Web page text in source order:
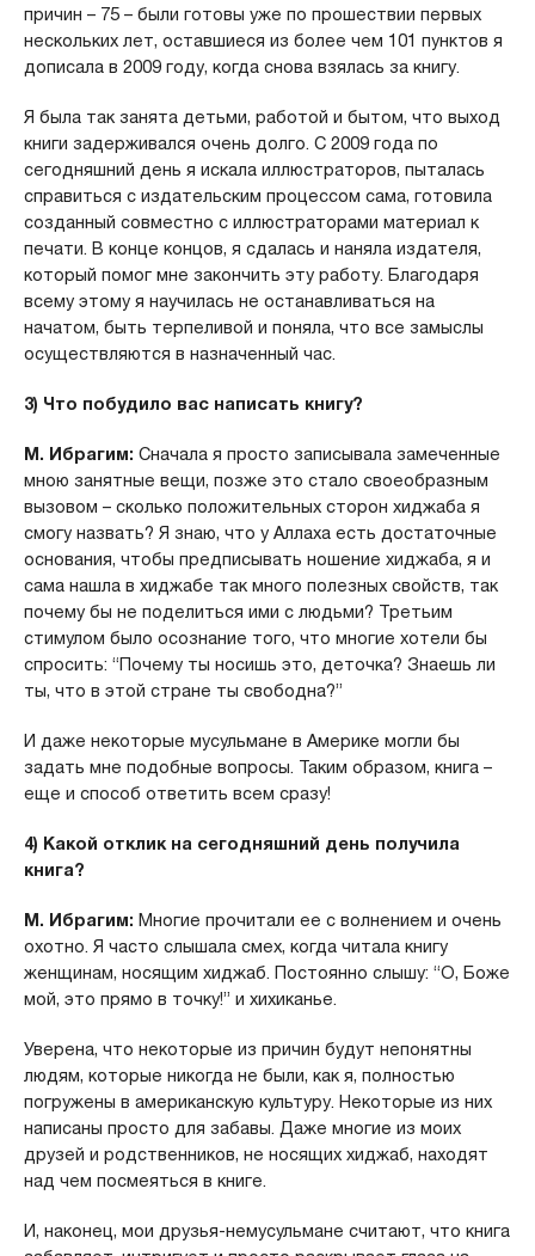
причин – 75 – были готовы уже по прошествии первых
нескольких лет, оставшиеся из более чем 101 пунктов я
дописала в 2009 году, когда снова взялась за книгу.
Я была так занята детьми, работой и бытом, что выход
книги задерживался очень долго. С 2009 года по
сегодняшний день я искала иллюстраторов, пыталась
справиться с издательским процессом сама, готовила
созданный совместно с иллюстраторами материал к
печати. В конце концов, я сдалась и наняла издателя,
который помог мне закончить эту работу. Благодаря
всему этому я научилась не останавливаться на
начатом, быть терпеливой и поняла, что все замыслы
осуществляются в назначенный час.
3) Что побудило вас написать книгу?
М. Ибрагим: Сначала я просто записывала замеченные
мною занятные вещи, позже это стало своеобразным
вызовом – сколько положительных сторон хиджаба я
смогу назвать? Я знаю, что у Аллаха есть достаточные
основания, чтобы предписывать ношение хиджаба, я и
сама нашла в хиджабе так много полезных свойств, так
почему бы не поделиться ими с людьми? Третьим
стимулом было осознание того, что многие хотели бы
спросить: “Почему ты носишь это, деточка? Знаешь ли
ты, что в этой стране ты свободна?”
И даже некоторые мусульмане в Америке могли бы
задать мне подобные вопросы. Таким образом, книга –
еще и способ ответить всем сразу!
4) Какой отклик на сегодняшний день получила
книга?
М. Ибрагим: Многие прочитали ее с волнением и очень
охотно. Я часто слышала смех, когда читала книгу
женщинам, носящим хиджаб. Постоянно слышу: “О, Боже
мой, это прямо в точку!” и хихиканье.
Уверена, что некоторые из причин будут непонятны
людям, которые никогда не были, как я, полностью
погружены в американскую культуру. Некоторые из них
написаны просто для забавы. Даже многие из моих
друзей и родственников, не носящих хиджаб, находят
над чем посмеяться в книге.
И, наконец, мои друзья-немусульмане считают, что книга